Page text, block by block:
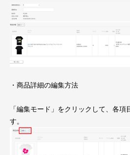
・商品詳細の編集方法
「編集モード」をクリックして、各
す。